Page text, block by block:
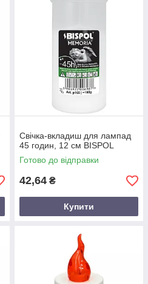
Свічка-вкладиш для лампад
45 годин, 12 см BISPOL
Готово до відправки
42,64 ₴
Купити